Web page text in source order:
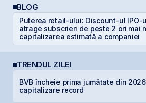
BLOG
Puterea retail-ului: Discount-ul IPO-
atrage subscrieri de peste 2 ori mai
capitalizarea estimată a companiei
TRENDUL ZILEI
BVB încheie prima jumătate din
capitalizare record